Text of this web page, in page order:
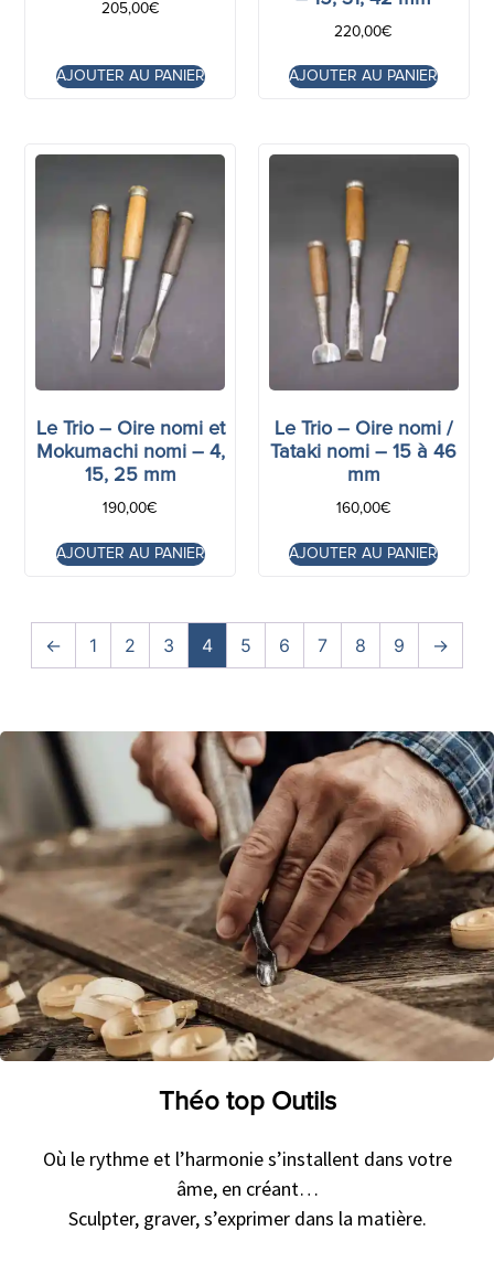
205,00€
AJOUTER AU PANIER
220,00€
AJOUTER AU PANIER
Le Trio – Oire nomi et
Mokumachi nomi – 4,
15, 25 mm
190,00€
AJOUTER AU PANIER
Le Trio – Oire nomi /
Tataki nomi – 15 à 46
mm
160,00€
AJOUTER AU PANIER
← 1 2 3 4 5 6 7 8 9 →
Théo top Outils
Où le rythme et l’harmonie s’installent dans votre
âme, en créant…
Sculpter, graver, s’exprimer dans la matière.